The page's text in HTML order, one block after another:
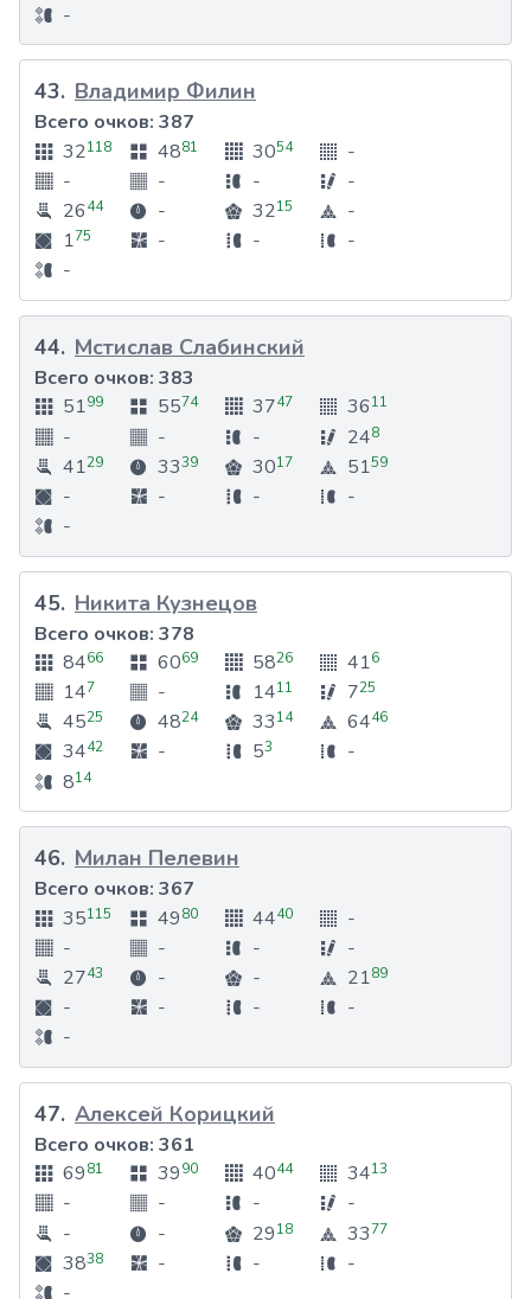
-
43. Владимир Филин
Всего очков: 387
32118 4881 3054
-
-
- -
-
2644 - 3215
-
175 - -
-
-
44. Мстислав Слабинский
Всего очков: 383
5199 5574 3747 3611
- - - 248
4129 3339 3017 5159
- - -
-
-
45. Никита Кузнецов
Всего очков: 378
8466 6069 5826 416
147 - 1411 725
4525 4824 3314 6446
3442 - 53
-
814
46. Милан Пелевин
Всего очков: 367
35115 4980 4440
-
-
- -
-
2743 - - 2189
- - -
-
-
47. Алексей Корицкий
Всего очков: 361
6981 3990 4044 3413
- - -
-
-
- 2918 3377
3838 - -
-
-